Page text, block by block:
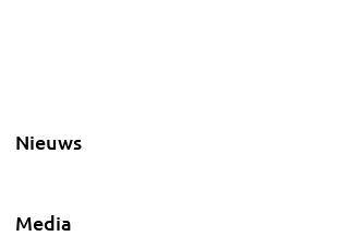
Nieuws
Media